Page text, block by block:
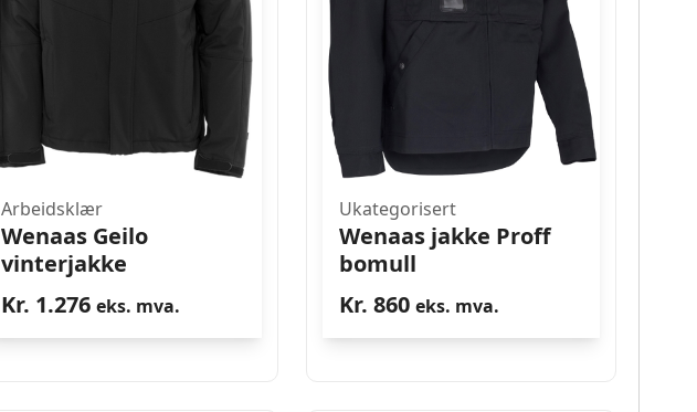
Arbeidsklær
Wenaas Geilo
vinterjakke
Kr. 1.276 eks. mva.
Ukategorisert
Wenaas jakke Proff
bomull
Kr. 860 eks. mva.